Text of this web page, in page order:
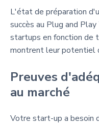
L'état de préparation
succès au Plug and
startups en fonction de
montrent leur potentiel
Preuves
au marché
Votre start-up a besoin